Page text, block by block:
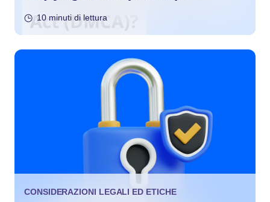
10 minuti di lettura
CONSIDERAZIONI LEGALI ED ETICHE